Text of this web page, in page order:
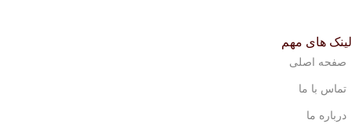
لینک های مهم
صفحه اصلی
تماس با ما
درباره ما